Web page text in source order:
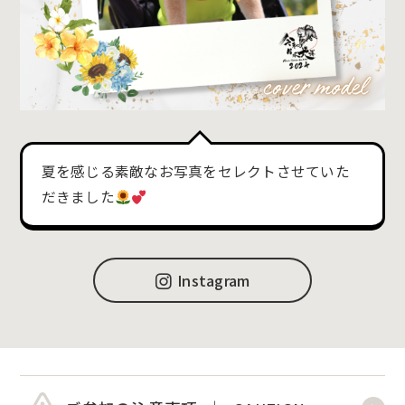
夏を感じる素敵なお写真をセレクトさせていた
だきました
Instagram